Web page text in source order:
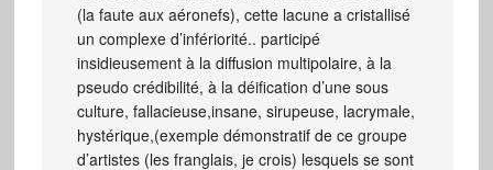
(la faute aux aéronefs), cette lacune a cristallisé
un complexe d’infériorité.. participé
insidieusement à la diffusion multipolaire, à la
pseudo crédibilité, à la déification d’une sous
culture, fallacieuse,insane, sirupeuse, lacrymale,
hystérique,(exemple démonstratif de ce groupe
d’artistes (les franglais, je crois) lesquels se sont